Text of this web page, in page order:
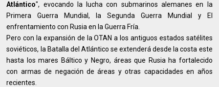
Atlántico", evocando la lucha con submarinos alemanes en la
Primera Guerra Mundial, la Segunda Guerra Mundial y El
enfrentamiento con Rusia en la Guerra Fría.
Pero con la expansión de la OTAN a los antiguos estados satélites
soviéticos, la Batalla del Atlántico se extenderá desde la costa este
hasta los mares Báltico y Negro, áreas que Rusia ha fortalecido
con armas de negación de áreas y otras capacidades en años
recientes.